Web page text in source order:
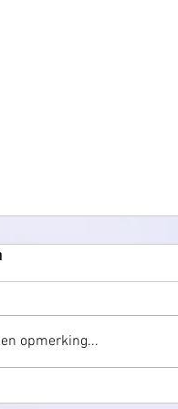
opmerking...